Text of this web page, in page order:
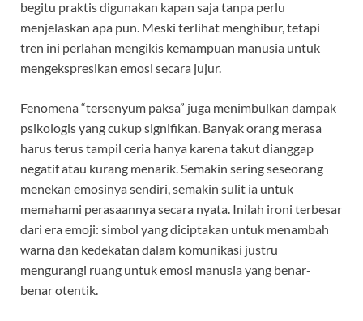
begitu praktis digunakan kapan saja tanpa perlu
menjelaskan apa pun. Meski terlihat menghibur, tetapi
tren ini perlahan mengikis kemampuan manusia untuk
mengekspresikan emosi secara jujur.
Fenomena “tersenyum paksa” juga menimbulkan dampak
psikologis yang cukup signifikan. Banyak orang merasa
harus terus tampil ceria hanya karena takut dianggap
negatif atau kurang menarik. Semakin sering seseorang
menekan emosinya sendiri, semakin sulit ia untuk
memahami perasaannya secara nyata. Inilah ironi terbesar
dari era emoji: simbol yang diciptakan untuk menambah
warna dan kedekatan dalam komunikasi justru
mengurangi ruang untuk emosi manusia yang benar-
benar otentik.